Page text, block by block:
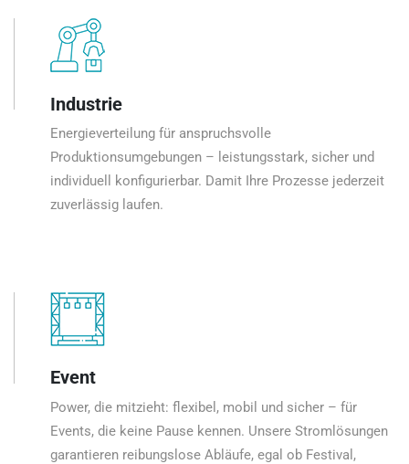
Industrie
Energieverteilung für anspruchsvolle
Produktionsumgebungen – leistungsstark, sicher und
individuell konfigurierbar. Damit Ihre Prozesse jederzeit
zuverlässig laufen.
Event
Power, die mitzieht: flexibel, mobil und sicher – für
Events, die keine Pause kennen. Unsere Stromlösungen
garantieren reibungslose Abläufe, egal ob Festival,